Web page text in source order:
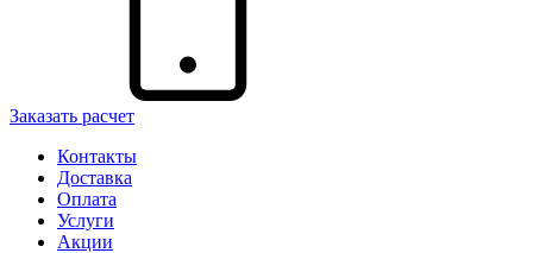
Заказать расчет
Контакты
Доставка
Оплата
Услуги
Акции